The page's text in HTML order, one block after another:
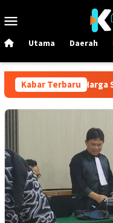
ke
Mobile
Utama Daerah
Kabar Terbaru
Per 1 Juni! Harga